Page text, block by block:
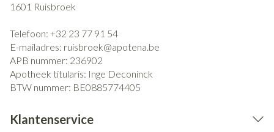
1601 Ruisbroek
Telefoon: +32 23 77 91 54
E-mailadres: ruisbroek@apotena.be
APB nummer: 236902
Apotheek titularis: Inge Deconinck
BTW nummer: BE0885774405
Klantenservice